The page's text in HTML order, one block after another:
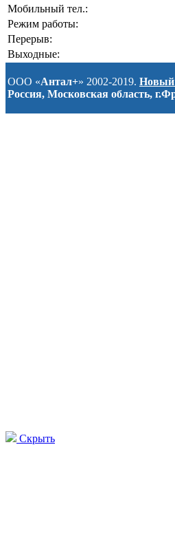
Мобильный тел.:
Режим работы:
Перерыв:
Выходные:
ООО «Антал+» 2002-2019.
Россия, Московская область,
Скрыть